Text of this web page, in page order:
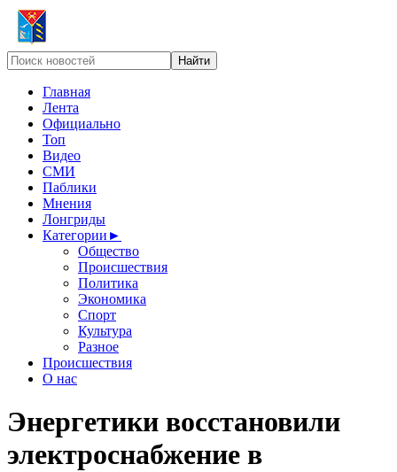
Главная
Лента
Официально
Топ
Видео
СМИ
Паблики
Мнения
Лонгриды
Категории ►
Общество
Происшествия
Политика
Экономика
Спорт
Культура
Разное
Происшествия
О нас
Энергетики восстановили
электроснабжение в